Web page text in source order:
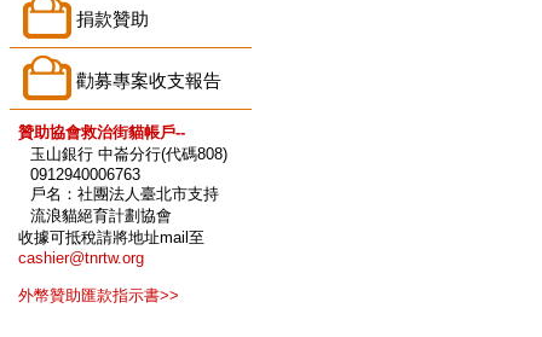
捐款贊助
勸募專案收支報告
贊助協會救治街貓帳戶--
玉山銀行 中崙分行(代碼808)
0912940006763
戶名：社團法人臺北市支持
流浪貓絕育計劃協會
收據可抵稅請將地址mail至
cashier@tnrtw.org
外幣贊助匯款指示書>>